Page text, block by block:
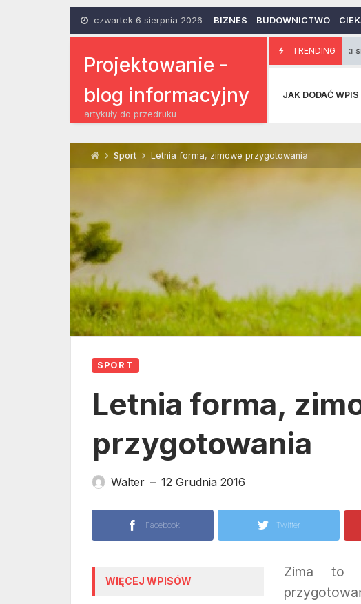
czwartek 6 sierpnia 2026 BIZNES BUDOWNICTWO
Projektowanie -
blog informacyjny
artykuły do przedruku
TRENDING
Kolczyki srebrne i ich
JAK DODAĆ WPIS
Sport Letnia forma, zimowe przygotowania
SPORT
Letnia forma,
przygotowania
Walter — 12 Grudnia 2016
Facebook Twitter
WIĘCEJ WPISÓW
Zima to